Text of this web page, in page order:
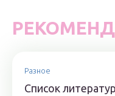
Разное
Список